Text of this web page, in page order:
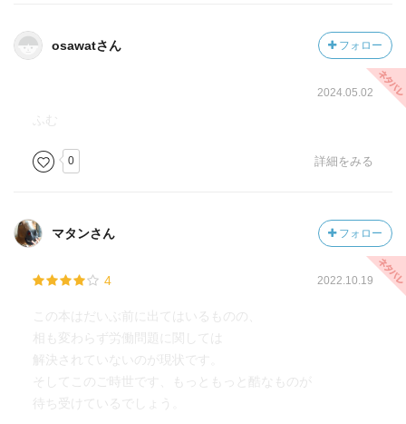
osawatさん フォロー
2024.05.02
0 詳細をみる
マタンさん フォロー
4 2022.10.19
この本はだいぶ前に出てはいるものの、
相も変わらず労働問題に関しては
解決されていないのが現状です。
そしてこのご時世です、もっともっと酷なものが
待ち受けているでしょう。